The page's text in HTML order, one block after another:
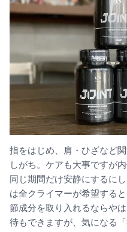
指をはじめ、肩・ひざなど
しがち。ケアも大事ですが
同じ期間だけ安静にするに
は全クライマーが希望する
節成分を取り入れるならや
待もできますが、気になる